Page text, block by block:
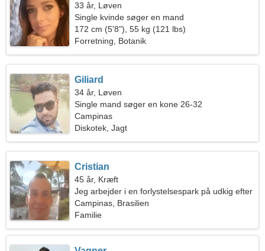
33 år, Løven
Single kvinde søger en mand
172 cm (5'8"), 55 kg (121 lbs)
Forretning, Botanik
Giliard
34 år, Løven
Single mand søger en kone 26-32
Campinas
Diskotek, Jagt
Cristian
45 år, Kræft
Jeg arbejder i en forlystelsespark på udkig efter
en spektakulær kvinde
Campinas, Brasilien
Familie